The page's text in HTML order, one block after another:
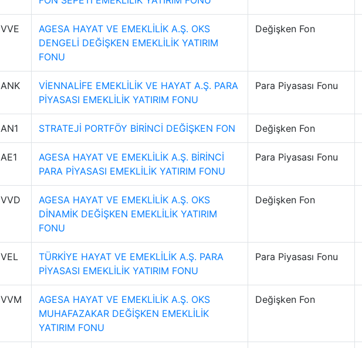
VVE
AGESA HAYAT VE EMEKLİLİK A.Ş. OKS
DENGELİ DEĞİŞKEN EMEKLİLİK YATIRIM
FONU
Değişken Fon
ANK
VİENNALİFE EMEKLİLİK VE HAYAT A.Ş. PARA
PİYASASI EMEKLİLİK YATIRIM FONU
Para Piyasası Fonu
AN1 STRATEJİ PORTFÖY BİRİNCİ DEĞİŞKEN FON Değişken Fon
AE1
AGESA HAYAT VE EMEKLİLİK A.Ş. BİRİNCİ
PARA PİYASASI EMEKLİLİK YATIRIM FONU
Para Piyasası Fonu
VVD
AGESA HAYAT VE EMEKLİLİK A.Ş. OKS
DİNAMİK DEĞİŞKEN EMEKLİLİK YATIRIM
FONU
Değişken Fon
VEL
TÜRKİYE HAYAT VE EMEKLİLİK A.Ş. PARA
PİYASASI EMEKLİLİK YATIRIM FONU
Para Piyasası Fonu
VVM
AGESA HAYAT VE EMEKLİLİK A.Ş. OKS
MUHAFAZAKAR DEĞİŞKEN EMEKLİLİK
YATIRIM FONU
Değişken Fon